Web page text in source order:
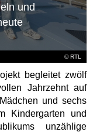
©RTL
und
begleitet zwölf
Jahrzehnt auf
und sechs
Kindergarten und
unzählige